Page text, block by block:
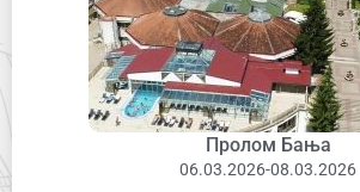
Пролом Бања
06.03.2026-08.03.2026